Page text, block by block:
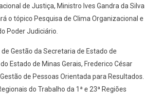
de Justiça, Ministro Ives Gandra da Silva
o tópico Pesquisa de Clima Organizacional e
Poder Judiciário.
Gestão da Secretaria de Estado de
Estado de Minas Gerais, Frederico César
de Pessoas Orientada para Resultados.
do Trabalho da 1ª e 23ª Regiões